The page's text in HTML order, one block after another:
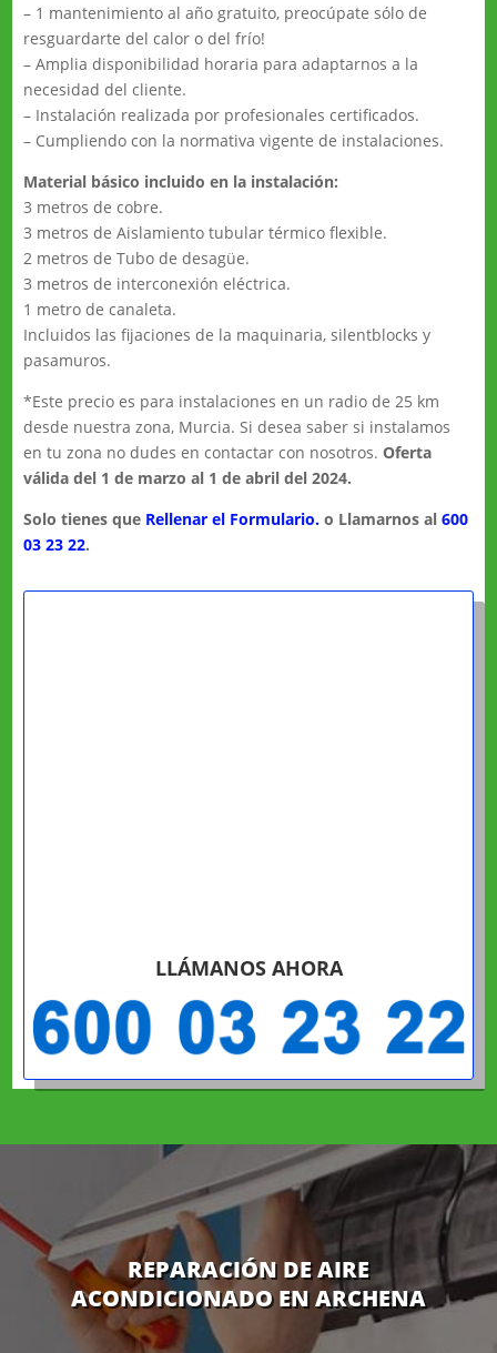
– 1 mantenimiento al año gratuito, preocúpate sólo de
resguardarte del calor o del frío!
– Amplia disponibilidad horaria para adaptarnos a la
necesidad del cliente.
– Instalación realizada por profesionales certificados.
– Cumpliendo con la normativa vigente de instalaciones.
Material básico incluido en la instalación:
3 metros de cobre.
3 metros de Aislamiento tubular térmico flexible.
2 metros de Tubo de desagüe.
3 metros de interconexión eléctrica.
1 metro de canaleta.
Incluidos las fijaciones de la maquinaria, silentblocks y
pasamuros.
*Este precio es para instalaciones en un radio de 25 km
desde nuestra zona, Murcia. Si desea saber si instalamos
en tu zona no dudes en contactar con nosotros.Oferta
válida del 1 de marzo al 1 de abril del 2024.
Solo tienes que Rellenar el Formulario. o Llamarnos al600
03 23 22.
LLÁMANOS AHORA
REPARACIÓN DE AIRE
ACONDICIONADO EN ARCHENA